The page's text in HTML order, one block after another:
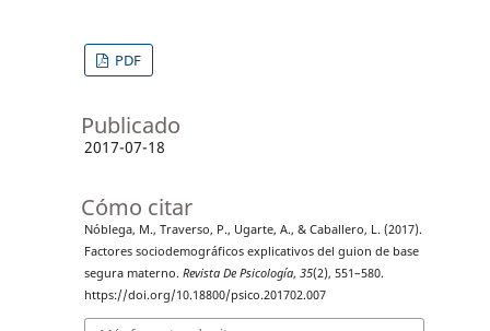
PDF
Publicado
2017-07-18
Cómo citar
Nóblega, M., Traverso, P., Ugarte, A., & Caballero, L. (2017).
Factores sociodemográficos explicativos del guion de base
segura materno. Revista De Psicología, 35(2), 551–580.
https://doi.org/10.18800/psico.201702.007